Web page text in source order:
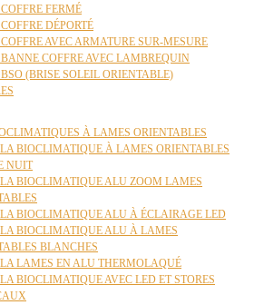
FERMÉ
DÉPORTÉ
AVEC ARMATURE SUR-MESURE
BANNE COFFRE AVEC LAMBREQUIN
(BRISE SOLEIL ORIENTABLE)
À LAMES ORIENTABLES
BIOCLIMATIQUE À LAMES ORIENTABLES
NUIT
BIOCLIMATIQUE ALU ZOOM LAMES
BIOCLIMATIQUE ALU À ÉCLAIRAGE LED
BIOCLIMATIQUE ALU À LAMES
BLANCHES
LAMES EN ALU THERMOLAQUÉ
BIOCLIMATIQUE AVEC LED ET STORES